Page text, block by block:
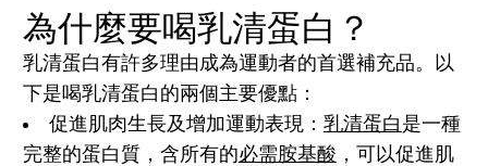
為什麼要喝乳清蛋白？
乳清蛋白有許多理由成為運動者的首選補充品。以
下是喝乳清蛋白的兩個主要優點：
促進肌肉生長及增加運動表現 ： 乳清蛋白 是一種
完整的蛋白質，含所有的必需胺基酸 ，可以促進肌